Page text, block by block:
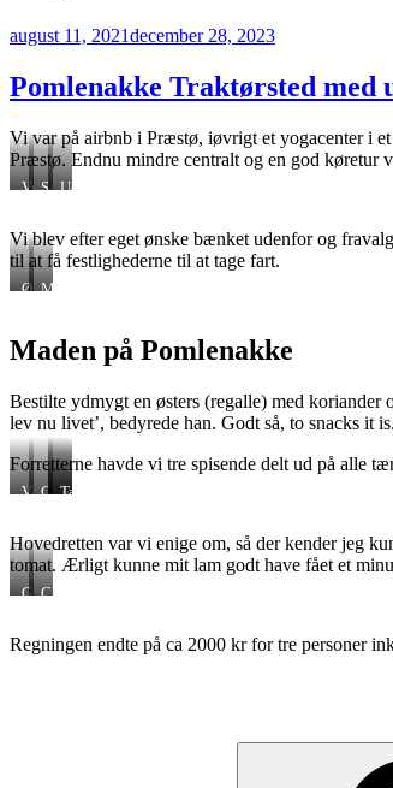
Udgivet
august 11, 2021december 28, 2023
Pomlenakke Traktørsted
Vi var på airbnb i Præstø, iøvrigt et yogacenter i
Præstø. Endnu mindre centralt og en god køretur
VueSaltede
Udsigt
bagside
Vi blev efter eget ønske bænket udenfor og
til at få festlighederne til at tage fart.
Østers
og
lime
Møens
Maden på Pomlenakke
Bestilte ydmygt en østers (regalle) med koriander
lev nu livet’, bedyrede han. Godt så, to snacks it
Forretterne havde vi tre spisende delt ud på alle
Vaffel
og
ost
Cerviche
Jomfruhummer
nage
Tartar
Hovedretten var vi enige om, så der kender jeg
tomat. Ærligt kunne mit lam godt have fået et
GrilletChablis
Regningen endte på ca 2000 kr for tre personer